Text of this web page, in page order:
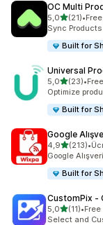
OC Multi
5,05 yıldız
(21)
toplam 21•
Sync Products
Built for
Universal
5,05 yıldız
(23)
toplam 23•
Optimize
Built for
Google
4,95 yıldız
(213)
toplam 213•
Google
Built for
CustomPix ‑
5,05 yıldız
(11)
toplam 11•
Select and